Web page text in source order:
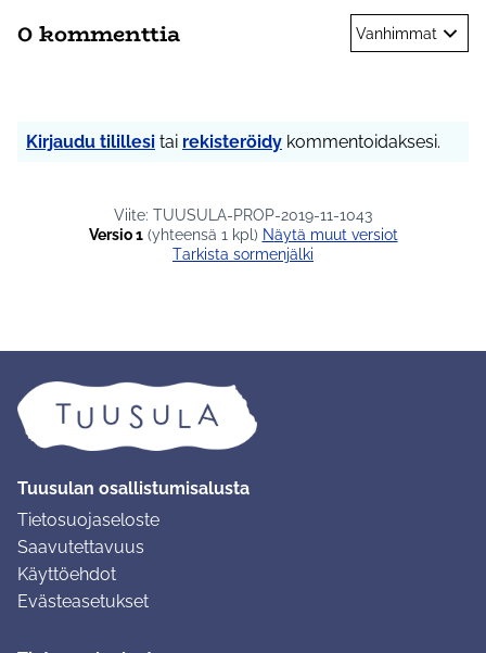
0 kommenttia Vanhimmat
Kirjaudu tilillesi tai rekisteröidy kommentoidaksesi.
Viite: TUUSULA-PROP-2019-11-1043
Versio 1(yhteensä 1 kpl)
näytä muut versiot
Tarkista sormenjälki
Tuusulan osallistumisalusta
Tietosuojaseloste
Saavutettavuus
Käyttöehdot
Evästeasetukset